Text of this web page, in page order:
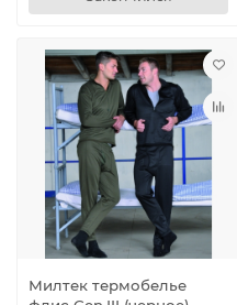
Милтек термобелье